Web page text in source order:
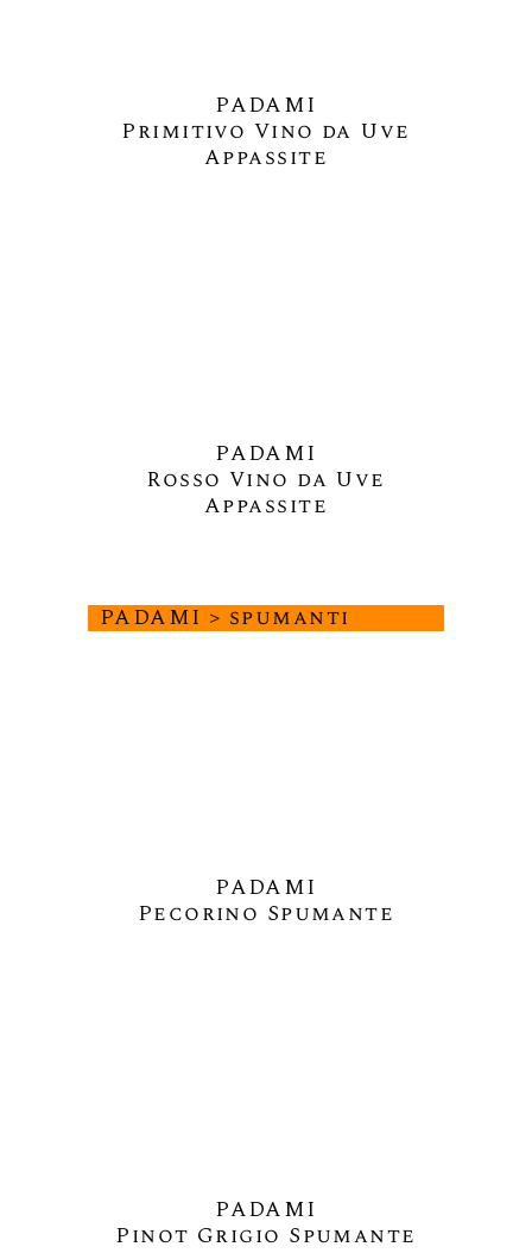
PADAMI
Primitivo Vino da Uve
Appassite
PADAMI
Rosso Vino da Uve
Appassite
PADAMI > spumanti
PADAMI
Pecorino Spumante
PADAMI
Pinot Grigio Spumante